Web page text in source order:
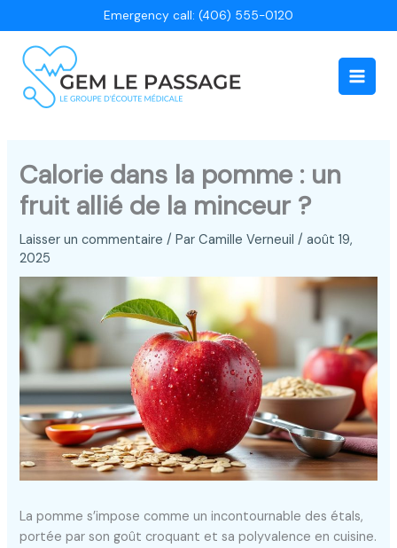
au
contenu
Emergency call: (406) 555-0120
Main
Calorie dans la pomme : un
fruit allié de la minceur ?
Laisser un commentaire / ParCamille Verneuil/août 19,
2025
La pomme s’impose comme un incontournable des étals,
portée par son goût croquant et sa polyvalence en cuisine.